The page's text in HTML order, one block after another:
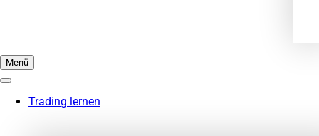
Menü
Trading lernen